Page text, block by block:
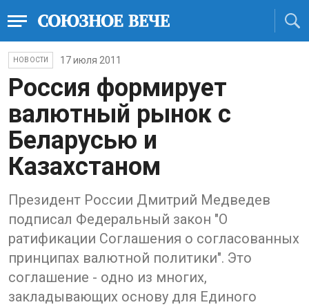
НОВОСТИ 17 июля 2011
Россия формирует
валютный рынок с
Беларусью и
Казахстаном
Президент России Дмитрий Медведев
подписал Федеральный закон "О
ратификации Соглашения о согласованных
принципах валютной политики". Это
соглашение - одно из многих,
закладывающих основу для Единого